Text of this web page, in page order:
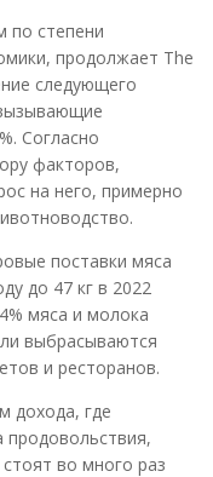
по степени
продолжает The
следующего
Согласно
факторов,
на него, примерно
поставки мяса
до 47 кг в 2022
мяса и молока
выбрасываются
и ресторанов.
дохода, где
во много раз